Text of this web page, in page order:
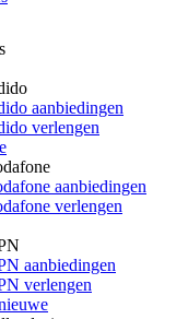
aanbiedingen
verlengen
aanbiedingen
verlengen
aanbiedingen
verlengen